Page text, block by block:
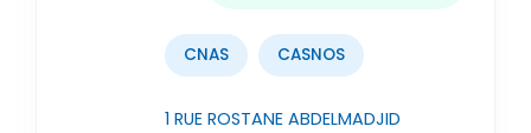
CNAS CASNOS
1 RUE ROSTANE ABDELMADJID